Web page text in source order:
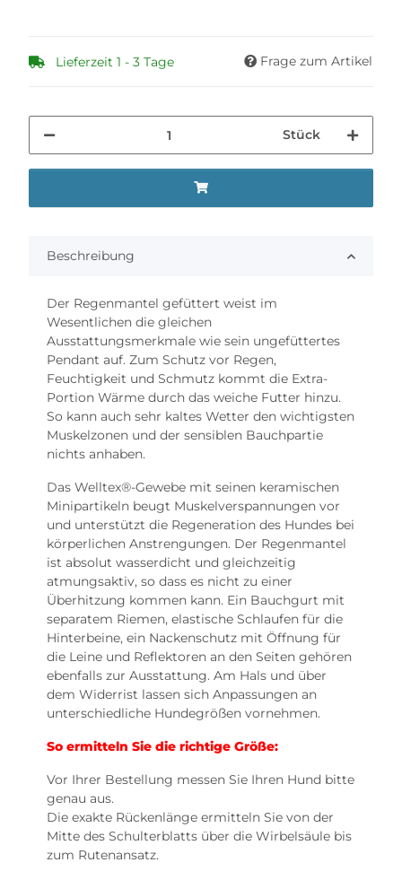
Lieferzeit 1 - 3 Tage Frage zum Artikel
Stück
Beschreibung
Der Regenmantel gefüttert weist im
Wesentlichen die gleichen
Ausstattungsmerkmale wie sein ungefüttertes
Pendant auf. Zum Schutz vor Regen,
Feuchtigkeit und Schmutz kommt die Extra-
Portion Wärme durch das weiche Futter hinzu.
So kann auch sehr kaltes Wetter den wichtigsten
Muskelzonen und der sensiblen Bauchpartie
nichts anhaben.
Das Welltex®-Gewebe mit seinen keramischen
Minipartikeln beugt Muskelverspannungen vor
und unterstützt die Regeneration des Hundes bei
körperlichen Anstrengungen. Der Regenmantel
ist absolut wasserdicht und gleichzeitig
atmungsaktiv, so dass es nicht zu einer
Überhitzung kommen kann. Ein Bauchgurt mit
separatem Riemen, elastische Schlaufen für die
Hinterbeine, ein Nackenschutz mit Öffnung für
die Leine und Reflektoren an den Seiten gehören
ebenfalls zur Ausstattung. Am Hals und über
dem Widerrist lassen sich Anpassungen an
unterschiedliche Hundegrößen vornehmen.
So ermitteln Sie die richtige Größe:
Vor Ihrer Bestellung messen Sie Ihren Hund bitte
genau aus.
Die exakte Rückenlänge ermitteln Sie von der
Mitte des Schulterblatts über die Wirbelsäule bis
zum Rutenansatz.